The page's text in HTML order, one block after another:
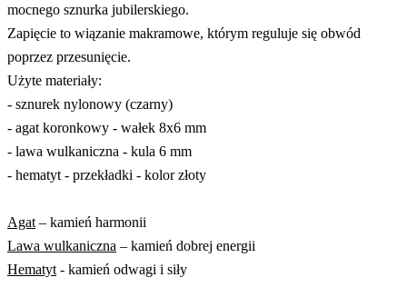
mocnego sznurka jubilerskiego.
Zapięcie to wiązanie makramowe, którym reguluje się obwód
poprzez przesunięcie.
Użyte materiały:
- sznurek nylonowy (czarny)
- agat koronkowy - wałek 8x6 mm
- lawa wulkaniczna - kula 6 mm
- hematyt - przekładki - kolor złoty
Agat – kamień harmonii
Lawa wulkaniczna – kamień dobrej energii
Hematyt - kamień odwagi i siły